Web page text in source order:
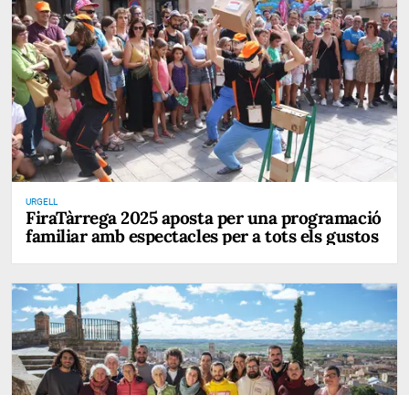
URGELL
FiraTàrrega 2025 aposta per una programació
familiar amb espectacles per a tots els gustos